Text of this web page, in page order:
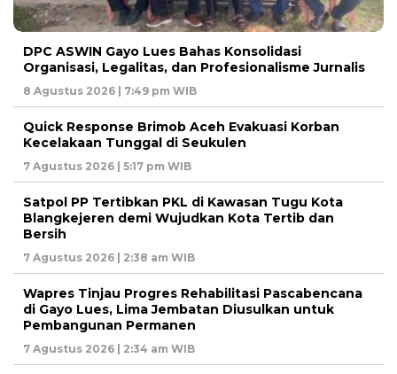
DPC ASWIN Gayo Lues Bahas Konsolidasi
Organisasi, Legalitas, dan Profesionalisme Jurnalis
8 Agustus 2026 | 7:49 pm WIB
Quick Response Brimob Aceh Evakuasi Korban
Kecelakaan Tunggal di Seukulen
7 Agustus 2026 | 5:17 pm WIB
Satpol PP Tertibkan PKL di Kawasan Tugu Kota
Blangkejeren demi Wujudkan Kota Tertib dan
Bersih
7 Agustus 2026 | 2:38 am WIB
Wapres Tinjau Progres Rehabilitasi Pascabencana
di Gayo Lues, Lima Jembatan Diusulkan untuk
Pembangunan Permanen
7 Agustus 2026 | 2:34 am WIB